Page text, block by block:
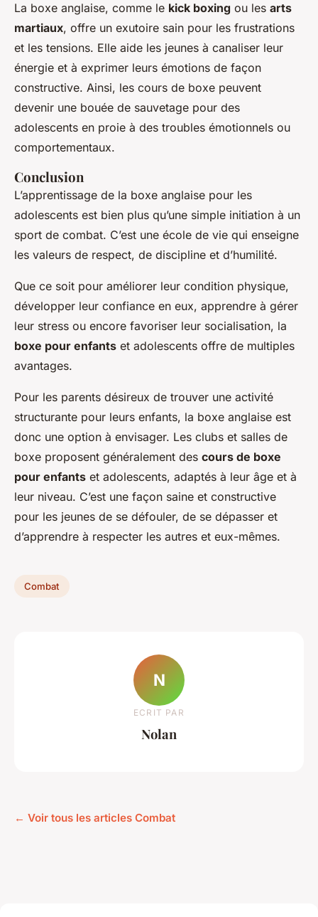
La boxe anglaise, comme le kick boxing ou les arts
martiaux, offre un exutoire sain pour les frustrations
et les tensions. Elle aide les jeunes à canaliser leur
énergie et à exprimer leurs émotions de façon
constructive. Ainsi, les cours de boxe peuvent
devenir une bouée de sauvetage pour des
adolescents en proie à des troubles émotionnels ou
comportementaux.
Conclusion
L’apprentissage de la boxe anglaise pour les
adolescents est bien plus qu’une simple initiation à un
sport de combat. C’est une école de vie qui enseigne
les valeurs de respect, de discipline et d’humilité.
Que ce soit pour améliorer leur condition physique,
développer leur confiance en eux, apprendre à gérer
leur stress ou encore favoriser leur socialisation, la
boxe pour enfants et adolescents offre de multiples
avantages.
Pour les parents désireux de trouver une activité
structurante pour leurs enfants, la boxe anglaise est
donc une option à envisager. Les clubs et salles de
boxe proposent généralement des cours de boxe
pour enfants et adolescents, adaptés à leur âge et à
leur niveau. C’est une façon saine et constructive
pour les jeunes de se défouler, de se dépasser et
d’apprendre à respecter les autres et eux-mêmes.
Combat
N
ECRIT PAR
Nolan
← Voir tous les articles Combat